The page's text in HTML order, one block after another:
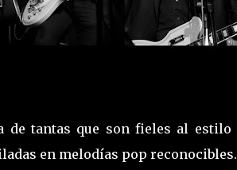
de tantas que son fieles al estilo
en melodías pop reconocibles.